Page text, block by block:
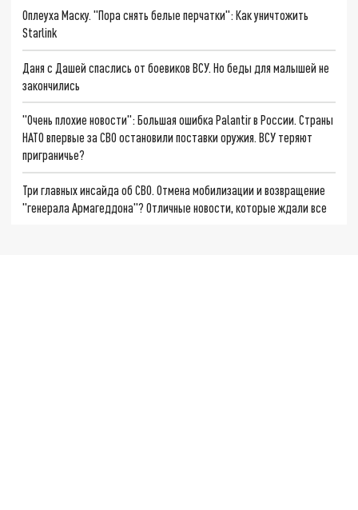
Оплеуха Маску. "Пора снять белые перчатки": Как уничтожить
Starlink
Даня с Дашей спаслись от боевиков ВСУ. Но беды для малышей не
закончились
"Очень плохие новости": Большая ошибка Palantir в России. Страны
НАТО впервые за СВО остановили поставки оружия. ВСУ теряют
приграничье?
Три главных инсайда об СВО. Отмена мобилизации и возвращение
"генерала Армагеддона"? Отличные новости, которые ждали все